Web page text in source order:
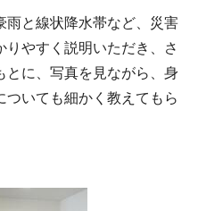
雨と線状降水帯など、災害
りやすく説明いただき、さ
とに、写真を見ながら、身
いても細かく教えてもら